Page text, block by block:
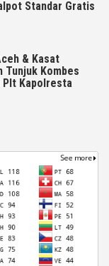
Standar Gratis
& Kasat
Tunjuk Kombes
Plt Kapolresta